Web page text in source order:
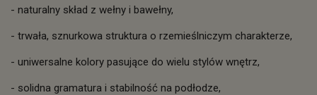
- naturalny skład z wełny i bawełny,
- trwała, sznurkowa struktura o rzemieślniczym charakterze,
- uniwersalne kolory pasujące do wielu stylów wnętrz,
- solidna gramatura i stabilność na podłodze,